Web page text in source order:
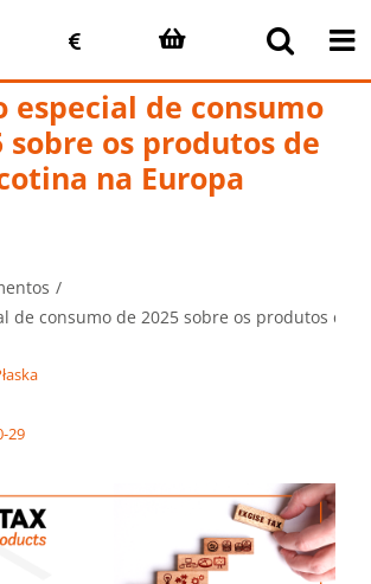
especial de consumo
sobre os produtos de
na Europa
de consumo de 2025 sobre os produtos de
29